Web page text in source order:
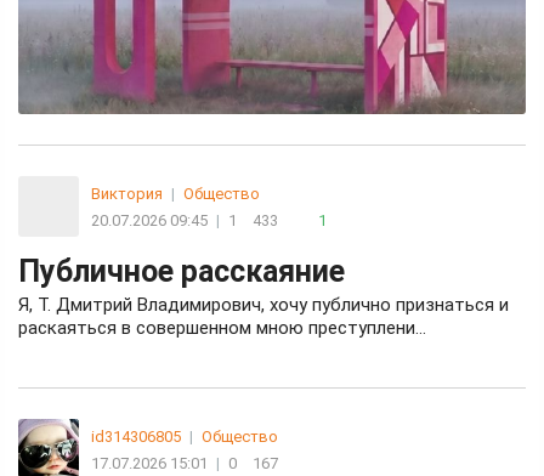
Виктория | Общество
20.07.2026 09:45 | 1 433 1
Публичное расскаяние
Я, Т. Дмитрий Владимирович, хочу публично признаться и
раскаяться в совершенном мною преступлени…
id314306805 | Общество
17.07.2026 15:01
| 0 167